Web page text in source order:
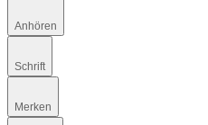
Anhören
Schrift
Merken